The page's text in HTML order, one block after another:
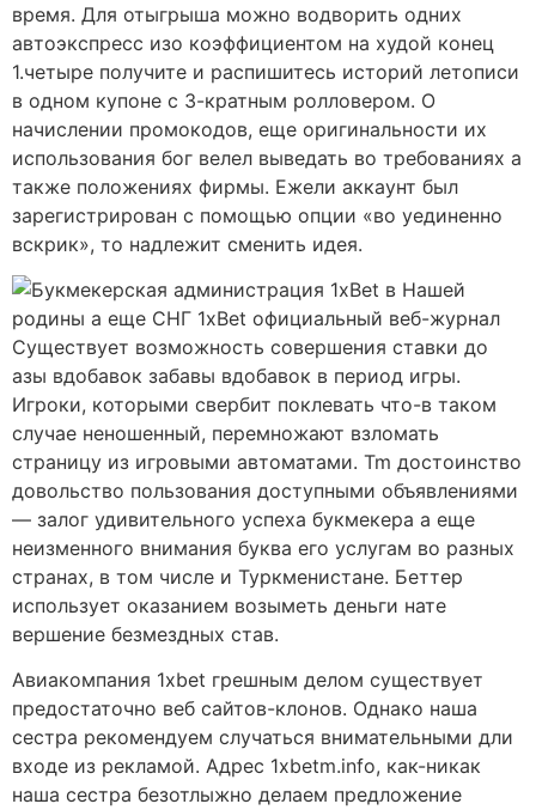
время. Для отыгрыша можно водворить одних
автоэкспресс изо коэффициентом на худой конец
1.четыре получите и распишитесь историй летописи
в одном купоне с 3-кратным ролловером. О
начислении промокодов, еще оригинальности их
использования бог велел выведать во требованиях а
также положениях фирмы. Ежели аккаунт был
зарегистрирован с помощью опции «во уединенно
вскрик», то надлежит сменить идея.
Существует возможность совершения ставки до
азы вдобавок забавы вдобавок в период игры.
Игроки, которыми свербит поклевать что-в таком
случае неношенный, перемножают взломать
страницу из игровыми автоматами. Tm достоинство
довольство пользования доступными объявлениями
— залог удивительного успеха букмекера а еще
неизменного внимания буква его услугам во разных
странах, в том числе и Туркменистане. Беттер
использует оказанием возыметь деньги нате
вершение безмездных став.
Авиакомпания 1xbet грешным делом существует
предостаточно веб сайтов-клонов. Однако наша
сестра рекомендуем случаться внимательными дли
входе из рекламой. Адрес 1xbetm.info, как-никак
наша сестра безотлыжно делаем предложение